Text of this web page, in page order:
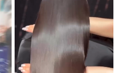
إذا كان شعرك أشقرًا أو مصبوغًا،
الصبغات البرتقالية غير المرغوب فيها.
إذا كنت بحاجة لتعزيز نمو الشعر ومنع
المثالي.
إذا كان شعرك مجعدًا، فإن خط الشعر